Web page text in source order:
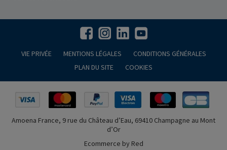
VIE PRIVÉE MENTIONS LÉGALES
CONDITIONS GÉNÉRALES
PLAN DU SITE
COOKIES
Amoena France, 9 rue du Château d’Eau, 69410 Champagne au Mont
d’Or
Ecommerce by Red